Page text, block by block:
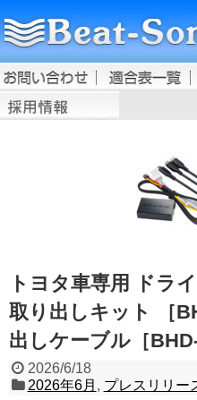
トヨタ車専用 ドラ
取り出しキット ［
出しケーブル［
2026/6/18
2026年6月 , プレスリリー